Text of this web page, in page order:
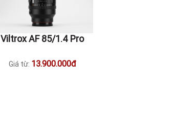
Viltrox AF 85/1.4 Pro
Giá từ: 13.900.000đ